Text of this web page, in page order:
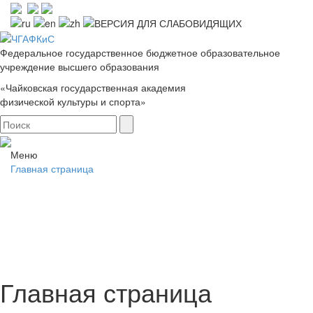
Федеральное государственное бюджетное образовательное
учреждение высшего образования
«Чайковская государственная академия
физической культуры и спорта»
Меню
Главная страница
Главная страница